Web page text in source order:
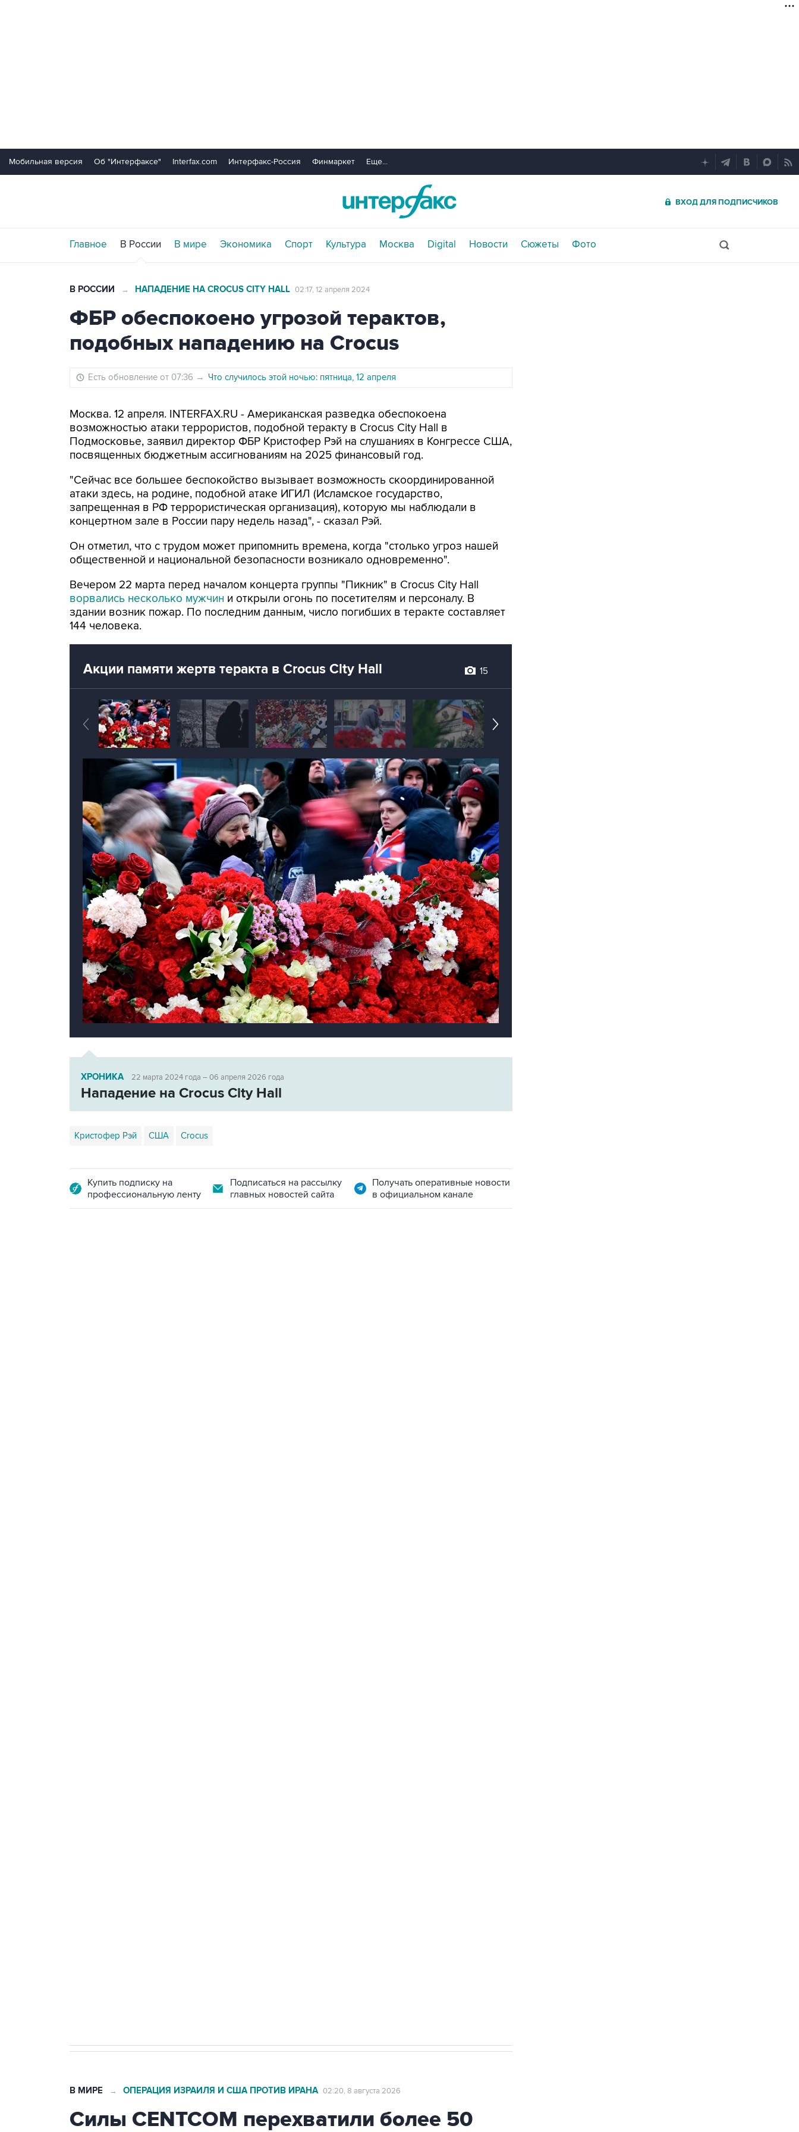
Мобильная версия Об "Интерфаксе" Interfax.com Интерфакс-Россия Финмаркет Еще...
ВХОД ДЛЯ ПОДПИСЧИКОВ
Главное В России В мире Экономика Спорт Культура Москва Digital Новости Сюжеты Фото
В РОССИИ → НАПАДЕНИЕ НА CROCUS CITY HALL 02:17, 12 апреля 2024
ФБР обеспокоено угрозой терактов,
подобных нападению на Crocus
Есть обновление от 07:36 → Что случилось этой ночью: пятница, 12 апреля
Москва. 12 апреля. INTERFAX.RU - Американская разведка обеспокоена
возможностью атаки террористов, подобной теракту в Crocus City Hall в
Подмосковье, заявил директор ФБР Кристофер Рэй на слушаниях в Конгрессе США,
посвященных бюджетным ассигнованиям на 2025 финансовый год.
"Сейчас все большее беспокойство вызывает возможность скоординированной
атаки здесь, на родине, подобной атаке ИГИЛ (Исламское государство,
запрещенная в РФ террористическая организация), которую мы наблюдали в
концертном зале в России пару недель назад", - сказал Рэй.
Он отметил, что с трудом может припомнить времена, когда "столько угроз нашей
общественной и национальной безопасности возникало одновременно".
Вечером 22 марта перед началом концерта группы "Пикник" в Crocus City Hall
ворвались несколько мужчин и открыли огонь по посетителям и персоналу. В
здании возник пожар. По последним данным, число погибших в теракте составляет
144 человека.
Акции памяти жертв теракта в Crocus City Hall 15
ХРОНИКА 22 марта 2024 года – 06 апреля 2026 года
Нападение на Crocus City Hall
Кристофер Рэй США Crocus
Купить подписку на
профессиональную ленту
Подписаться на рассылку
главных новостей сайта
Получать оперативные новости
в официальном канале
В МИРЕ → ОПЕРАЦИЯ ИЗРАИЛЯ И США ПРОТИВ ИРАНА 02:20, 8 августа 2026
Силы CENTCOM перехватили более 50